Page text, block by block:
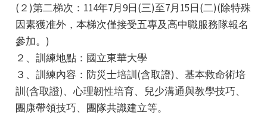
(２)第二梯次：114年7月9日(三)至7月15日(二)(除特殊
因素獲准外，本梯次僅接受五專及高中職服務隊報名
參加。)
２、訓練地點：國立東華大學
３、訓練內容：防災士培訓(含取證)、基本救命術培
訓(含取證)、心理韌性培育、兒少溝通與教學技巧、
團康帶領技巧、團隊共識建立等。